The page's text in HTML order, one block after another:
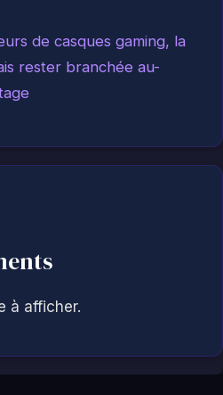
de casques gaming, la
rester branchée au-
à afficher.